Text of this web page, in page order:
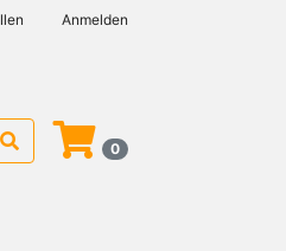
Anmelden
0